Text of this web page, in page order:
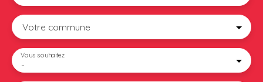
Votre commune
-
Vous souhaitez